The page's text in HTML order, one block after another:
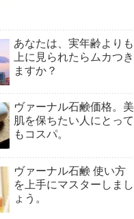
あなたは、実年齢よりも
上に見られたらムカつき
ますか？
ヴァーナル石鹸価格。美
肌を保ちたい人にとって
もコスパ。
ヴァーナル石鹸 使い方
を上手にマスターしまし
ょう。